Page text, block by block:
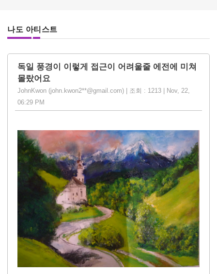
나도 아티스트
독일 풍경이 이렇게 접근이 어려울줄 에전에 미쳐
몰랐어요
JohnKwon (john.kwon2**@gmail.com) | 조회 : 1213 | Nov, 22,
06:29 PM